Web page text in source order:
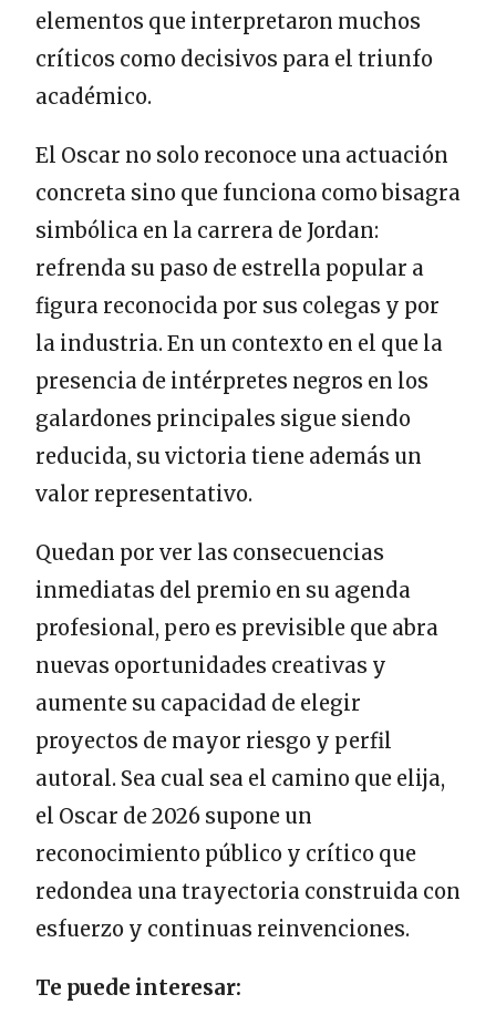
elementos que interpretaron muchos
críticos como decisivos para el triunfo
académico.
El Oscar no solo reconoce una actuación
concreta sino que funciona como bisagra
simbólica en la carrera de Jordan:
refrenda su paso de estrella popular a
figura reconocida por sus colegas y por
la industria. En un contexto en el que la
presencia de intérpretes negros en los
galardones principales sigue siendo
reducida, su victoria tiene además un
valor representativo.
Quedan por ver las consecuencias
inmediatas del premio en su agenda
profesional, pero es previsible que abra
nuevas oportunidades creativas y
aumente su capacidad de elegir
proyectos de mayor riesgo y perfil
autoral. Sea cual sea el camino que elija,
el Oscar de 2026 supone un
reconocimiento público y crítico que
redondea una trayectoria construida con
esfuerzo y continuas reinvenciones.
Te puede interesar: